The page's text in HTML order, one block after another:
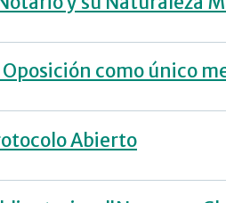
Oposición como único
Abierto